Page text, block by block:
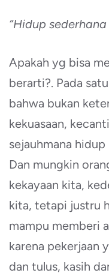
“Hidup
Apakah yg bisa
berarti?. Pada
bahwa bukan
kekuasaan,
sejauhmana
Dan mungkin
kekayaan kita,
kita, tetapi justru
mampu memberi
karena pekerjaan
dan tulus, kasih